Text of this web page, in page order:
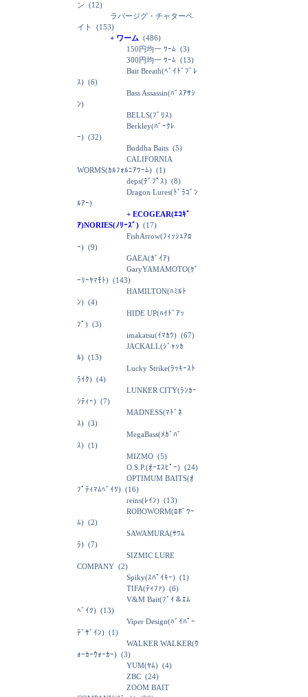
ン (12)
ラバージグ・チャターベ
イト
(153)
+ ワーム (486)
150円均一 ﾜｰﾑ (3)
300円均一 ﾜｰﾑ (13)
Bait Breath(ﾍﾞｲﾄﾞﾌﾞﾚ
ｽ) (6)
Bass Assassin(ﾊﾞｽｱｻｼ
ﾝ)
BELLS(ﾌﾞﾘｽ)
Berkley(ﾊﾞｰｸﾚ
ｰ) (32)
Buddha Baits (5)
CALIFORNIA
WORMS(ｶﾙﾌｫﾙﾆｱﾜｰﾑ) (1)
deps(ﾃﾞﾌﾟｽ) (8)
Dragon Lures(ﾄﾞﾗｺﾞﾝ
ﾙｱｰ)
+ ECOGEAR(ｴｺｷﾞ
ｱ)NORIES(ﾉﾘｰｽﾞ) (17)
FishArrow(ﾌｨｯｼｭｱﾛ
ｰ) (9)
GAEA(ｶﾞｲｱ)
GaryYAMAMOTO(ｹﾞ
ｰﾘｰﾔﾏﾓﾄ) (143)
HAMILTON(ﾊﾐﾙﾄ
ﾝ) (4)
HIDE UP(ﾊｲﾄﾞｱｯ
ﾌﾟ) (3)
imakatsu(ｲﾏｶﾂ) (67)
JACKALL(ｼﾞｬｯｶ
ﾙ) (13)
Lucky Strike(ﾗｯｷｰｽﾄ
ﾗｲｸ) (4)
LUNKER CITY(ﾗﾝｶｰ
ｼﾃｨｰ) (7)
MADNESS(ﾏﾄﾞﾈ
ｽ) (3)
MegaBass(ﾒｶﾞﾊﾞ
ｽ) (1)
MIZMO (5)
O.S.P.(ｵｰｴｽﾋﾟｰ) (24)
OPTIMUM BAITS(ｵ
ﾌﾟﾃｨﾏﾑﾍﾞｲﾂ) (16)
reins(ﾚｲﾝ) (13)
ROBOWORM(ﾛﾎﾞﾜｰ
ﾑ) (2)
SAWAMURA(ｻﾜﾑ
ﾗ) (7)
SIZMIC LURE
COMPANY (2)
Spiky(ｽﾊﾟｲｷｰ) (1)
TIFA(ﾃｨﾌｧ) (6)
V&M Bait(ﾌﾞｲ＆ｴﾑ
ﾍﾞｲﾂ) (13)
Viper Design(ﾊﾞｲﾊﾟｰ
ﾃﾞｻﾞｲﾝ) (1)
WALKER WALKER(ｳ
ｫｰｶｰｳｫｰｶｰ) (3)
YUM(ﾔﾑ) (4)
ZBC (24)
ZOOM BAIT